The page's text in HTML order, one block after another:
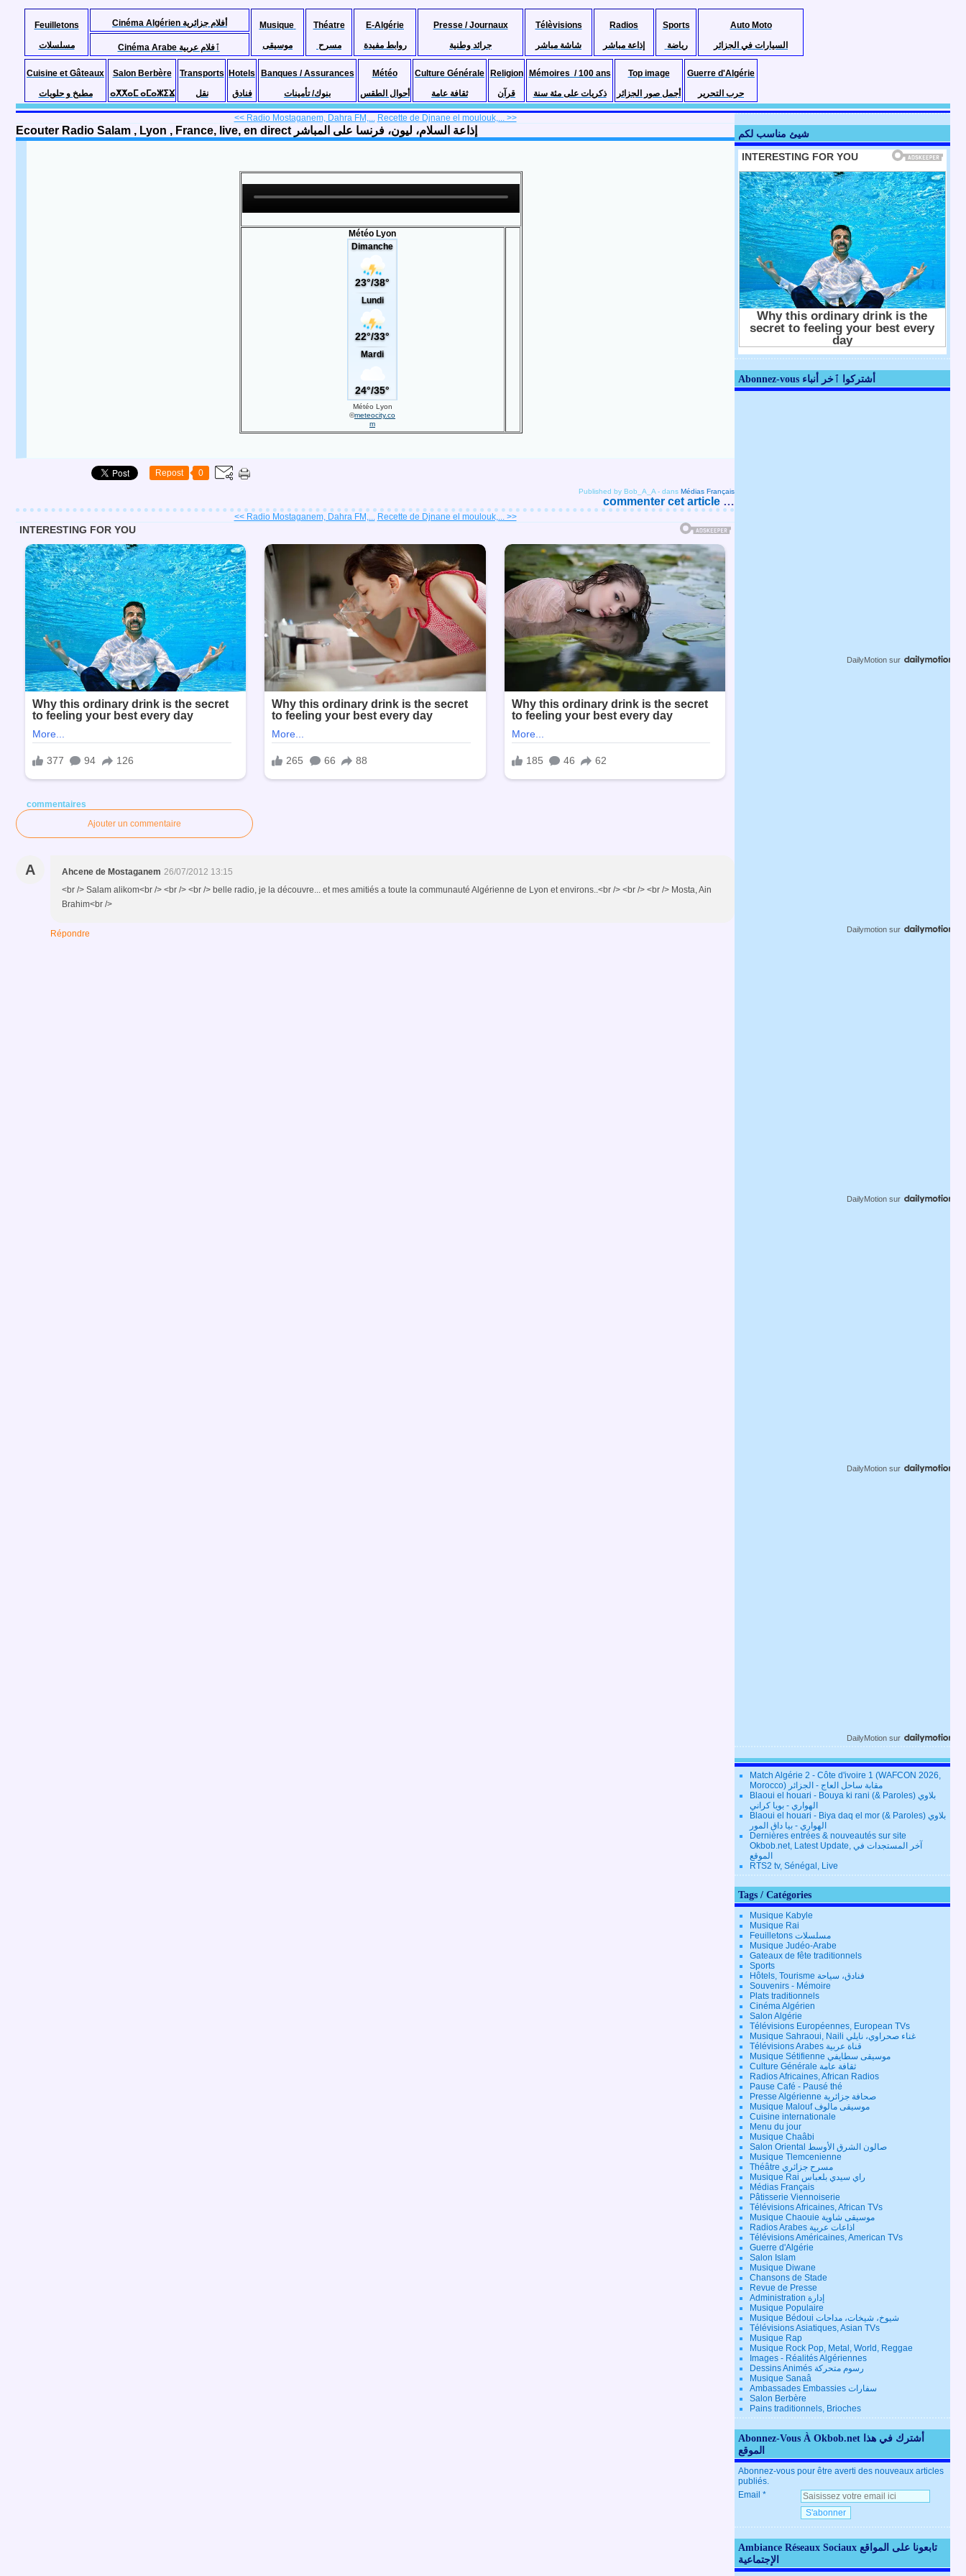
Feuilletons
مسلسلات
Cinéma Algérien أفلام جزائرية
Musique
موسيقى
Théatre
مسرح
E-Algérie
روابط مفيدة
Presse / Journaux
جرائد وطنية
Télèvisions
شاشة مباشر
Radios
إذاعة مباشر
Sports
رياضة
Auto Moto
السيارات في الجزائر
Cinéma Arabe ٱفلام عربية
Cuisine et Gâteaux
مطبخ و حلويات
Salon Berbère
ⴰⵅⵅⴰⵎ ⴰⵎⴰⵣⵉⴴ
Transports
نقل
Hotels
فنادق
Banques / Assurances
بنوك/ تأمينات
Météo
أحوال الطقس
Culture Générale
ثقافة عامة
Religion
قرآن
Mémoires / 100 ans
ذكريات على مئة سنة
Top image
أجمل صور الجزائر
Guerre d'Algérie
حرب التحرير
<< Radio Mostaganem, Dahra FM,... Recette de Djnane el moulouk,... >>
Ecouter Radio Salam , Lyon , France, live, en direct إذاعة السلام، ليون، فرنسا على المباشر
Météo Lyon
Météo Lyon
©meteocity.co
m
Repost 0
Published by Bob_A_A - dans Médias Français
commenter cet article …
<< Radio Mostaganem, Dahra FM,... Recette de Djnane el moulouk,... >>
commentaires
Ajouter un commentaire
A Ahcene de Mostaganem 26/07/2012 13:15
<br /> Salam alikom<br /> <br /> <br /> belle radio, je la découvre... et mes amitiés a toute la communauté Algérienne de Lyon et environs..<br /> <br /> <br /> Mosta, Ain
Brahim<br />
Répondre
شيئ مناسب لكم
Abonnez-vous أشتركوا ٱخر أنباء
DailyMotion sur
Dailymotion sur
DailyMotion sur
DailyMotion sur
DailyMotion sur
Match Algérie 2 - Côte d'ivoire 1 (WAFCON 2026,
Morocco) مقابة ساحل العاج - الجزائر
Blaoui el houari - Bouya ki rani (& Paroles) بلاوي
الهواري - بويا كراني
Blaoui el houari - Biya daq el mor (& Paroles) بلاوي
الهواري - بيا داق المور
Dernières entrées & nouveautés sur site
Okbob.net, Latest Update, آخر المستجدات في
الموقع
RTS2 tv, Sénégal, Live
Tags / Catégories
Musique Kabyle
Musique Rai
Feuilletons مسلسلات
Musique Judéo-Arabe
Gateaux de fête traditionnels
Sports
Hôtels, Tourisme فنادق، سياحة
Souvenirs - Mémoire
Plats traditionnels
Cinéma Algérien
Salon Algérie
Télévisions Européennes, European TVs
Musique Sahraoui, Naili غناء صحراوي، نايلي
Télévisions Arabes قناة عربية
Musique Sétifienne موسيقى سطايفي
Culture Générale ثقافة عامة
Radios Africaines, African Radios
Pause Café - Pausé thé
Presse Algérienne صحافة جزائرية
Musique Malouf موسيقى مالوف
Cuisine internationale
Menu du jour
Musique Chaâbi
Salon Oriental صالون الشرق الأوسط
Musique Tlemcenienne
Théâtre مسرح جزائري
Musique Rai راي سيدي بلعباس
Médias Français
Pâtisserie Viennoiserie
Télévisions Africaines, African TVs
Musique Chaouie موسيقى شاوية
Radios Arabes اذاعات عربية
Télévisions Américaines, American TVs
Guerre d'Algérie
Salon Islam
Musique Diwane
Chansons de Stade
Revue de Presse
Administration إدارة
Musique Populaire
Musique Bédoui شيوخ، شيخات، مداحات
Télévisions Asiatiques, Asian TVs
Musique Rap
Musique Rock Pop, Metal, World, Reggae
Images - Réalités Algériennes
Dessins Animés رسوم متحركة
Musique Sanaâ
Ambassades Embassies سفارات
Salon Berbère
Pains traditionnels, Brioches
Abonnez-Vous À Okbob.net أشترك في هذا
الموقع
Abonnez-vous pour être averti des nouveaux articles
publiés.
Email
Ambiance Réseaux Sociaux تابعونا على المواقع
الإجتماعية